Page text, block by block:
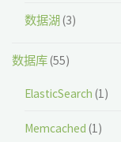
数据湖(3)
数据库(55)
ElasticSearch (1)
Memcached (1)